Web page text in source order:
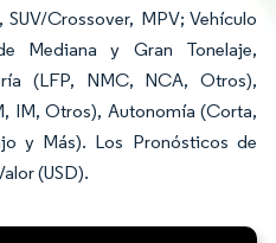
Crossover, MPV; Vehículo
Mediana y Gran Tonelaje,
(LFP, NMC, NCA, Otros),
IM, Otros), Autonomía (Corta,
y Más). Los Pronósticos de
(USD).